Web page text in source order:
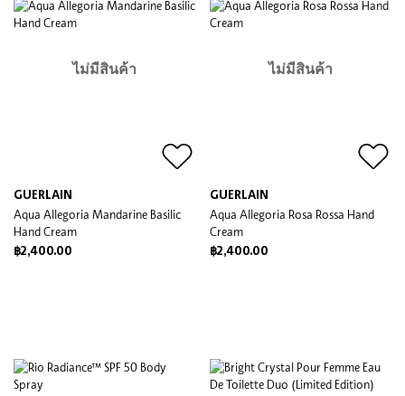
ไม่มีสินค้า
GUERLAIN
Aqua Allegoria Mandarine Basilic
Hand Cream
฿2,400.00
ไม่มีสินค้า
GUERLAIN
Aqua Allegoria Rosa Rossa Hand
Cream
฿2,400.00